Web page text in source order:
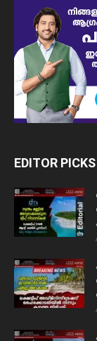
EDITOR PICKS